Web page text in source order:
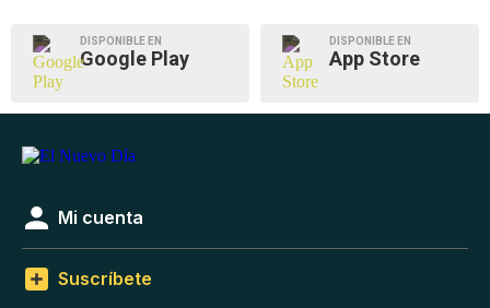
DISPONIBLE EN
Google Play
DISPONIBLE EN
App Store
Mi cuenta
Suscríbete